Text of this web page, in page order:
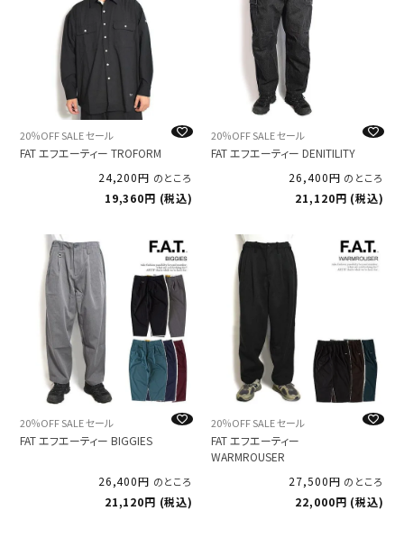
20％OFF SALE セール
FAT エフエーティー TROFORM
24,200
のところ
19,360 税込
20％OFF SALE セール
FAT エフエーティー DENITILITY
26,400
のところ
21,120 税込
20％OFF SALE セール
FAT エフエーティー BIGGIES
26,400 のところ
21,120 税込
20％OFF SALE セール
FAT エフエーティー
WARMROUSER
27,500
のところ
22,000 税込